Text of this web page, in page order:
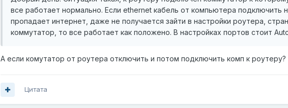
все работает нормально. Если ethernet кабель от компьютера
пропадает интернет, даже не получается зайти в настройки роутера,
коммутатор, то все работает как положено. В настройках портов стоит
А если комутатор от роутера отключить и потом подключить комп к
Цитата